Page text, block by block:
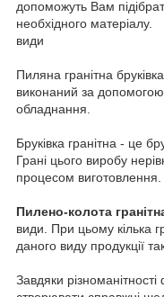
допоможуть Вам
необхідного матеріалу.
види
Пиляна гранітна
виконаний за допомогою
обладнання.
Бруківка гранітна - це
Грані цього виробу
процесом виготовлення.
Пилено-колота
види. При цьому кілька
даного виду продукції
Завдяки